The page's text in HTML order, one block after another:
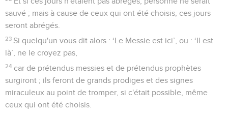
sauvé ; mais à cause de ceux qui ont été choisis, ces jours
seront abrégés.
23 Si quelqu'un vous dit alors : ‘Le Messie est ici’, ou : ‘Il est
là’, ne le croyez pas,
24 car de prétendus messies et de prétendus prophètes
surgiront ; ils feront de grands prodiges et des signes
miraculeux au point de tromper, si c'était possible, même
ceux qui ont été choisis.